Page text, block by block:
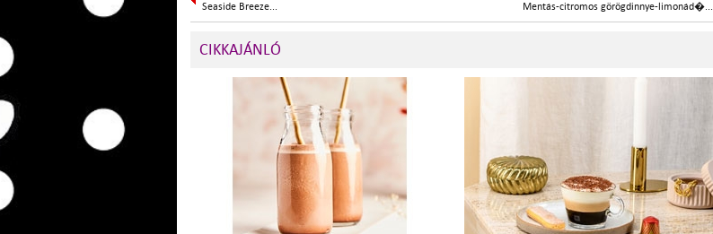
Seaside Breeze... Mentás-citromos görögdinnye-limonád�...
CIKKAJÁNLÓ